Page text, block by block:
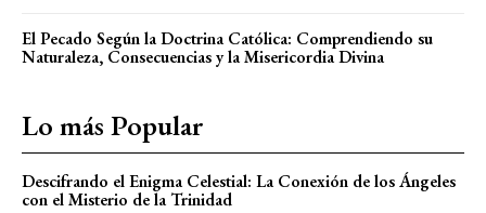
El Pecado Según la Doctrina Católica: Comprendiendo su
Naturaleza, Consecuencias y la Misericordia Divina
Lo más Popular
Descifrando el Enigma Celestial: La Conexión de los Ángeles
con el Misterio de la Trinidad